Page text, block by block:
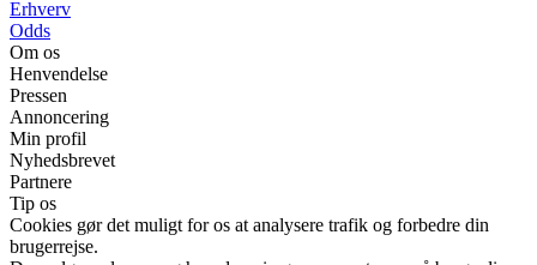
Erhverv
Odds
Om os
Henvendelse
Pressen
Annoncering
Min profil
Nyhedsbrevet
Partnere
Tip os
Cookies gør det muligt for os at analysere trafik og forbedre din
brugerrejse.